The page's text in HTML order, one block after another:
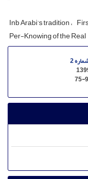
Inb Arabi’s tradition
Per-Knowing of the Real
75-